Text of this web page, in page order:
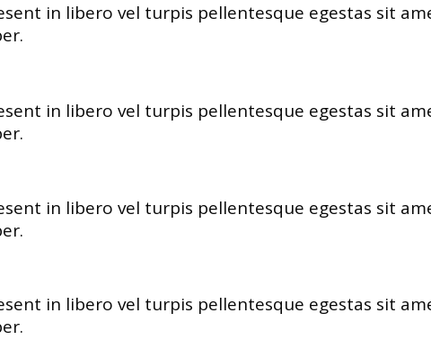
in libero vel turpis pellentesque egestas sit
in libero vel turpis pellentesque egestas sit
in libero vel turpis pellentesque egestas sit
in libero vel turpis pellentesque egestas sit